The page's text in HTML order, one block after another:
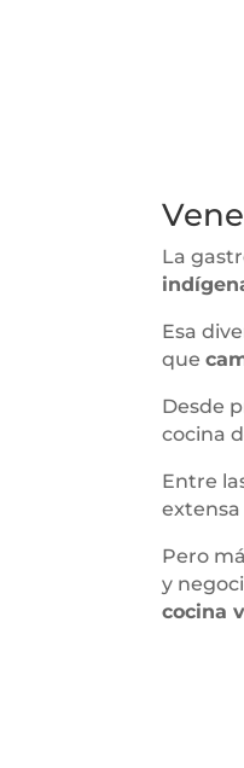
La
Esa
que
Desde
cocina
Entre
Pero
y
cocina